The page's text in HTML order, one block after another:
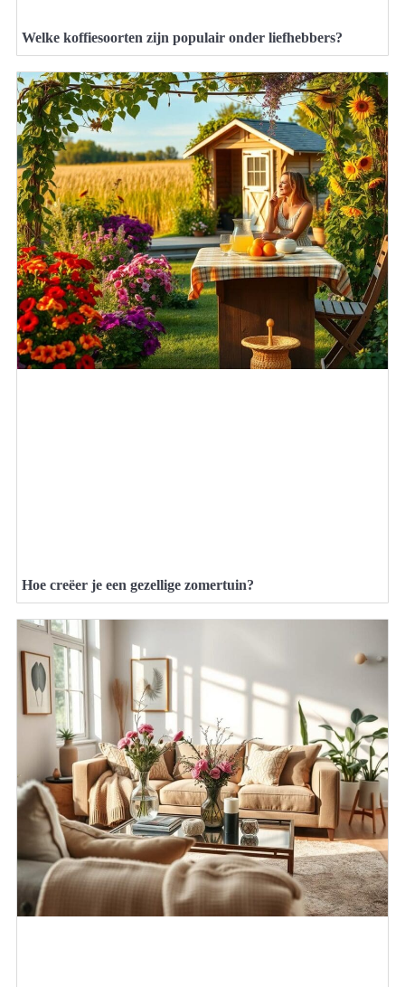
Welke koffiesoorten zijn populair onder liefhebbers?
Hoe creëer je een gezellige zomertuin?